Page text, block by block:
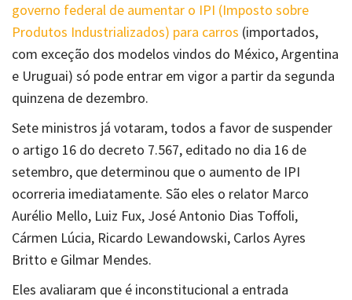
governo federal de aumentar o IPI (Imposto sobre
Produtos Industrializados) para carros (importados,
com exceção dos modelos vindos do México, Argentina
e Uruguai) só pode entrar em vigor a partir da segunda
quinzena de dezembro.
Sete ministros já votaram, todos a favor de suspender
o artigo 16 do decreto 7.567, editado no dia 16 de
setembro, que determinou que o aumento de IPI
ocorreria imediatamente. São eles o relator Marco
Aurélio Mello, Luiz Fux, José Antonio Dias Toffoli,
Cármen Lúcia, Ricardo Lewandowski, Carlos Ayres
Britto e Gilmar Mendes.
Eles avaliaram que é inconstitucional a entrada